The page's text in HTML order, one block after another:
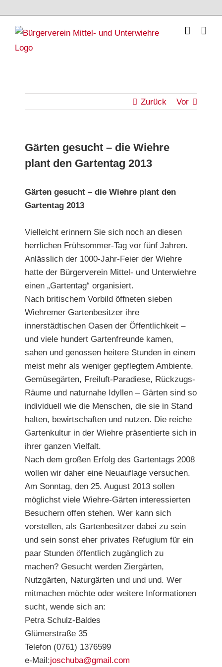
content
Zurück Vor
Gärten gesucht – die Wiehre
plant den Gartentag 2013
Gärten gesucht – die Wiehre plant den
Gartentag 2013
Vielleicht erinnern Sie sich noch an diesen
herrlichen Frühsommer-Tag vor fünf Jahren.
Anlässlich der 1000-Jahr-Feier der Wiehre
hatte der Bürgerverein Mittel- und Unterwiehre
einen „Gartentag“ organisiert.
Nach britischem Vorbild öffneten sieben
Wiehremer Gartenbesitzer ihre
innerstädtischen Oasen der Öffentlichkeit –
und viele hundert Gartenfreunde kamen,
sahen und genossen heitere Stunden in einem
meist mehr als weniger gepflegtem Ambiente.
Gemüsegärten, Freiluft-Paradiese, Rückzugs-
Räume und naturnahe Idyllen – Gärten sind so
individuell wie die Menschen, die sie in Stand
halten, bewirtschaften und nutzen. Die reiche
Gartenkultur in der Wiehre präsentierte sich in
ihrer ganzen Vielfalt.
Nach dem großen Erfolg des Gartentags 2008
wollen wir daher eine Neuauflage versuchen.
Am Sonntag, den 25. August 2013 sollen
möglichst viele Wiehre-Gärten interessierten
Besuchern offen stehen. Wer kann sich
vorstellen, als Gartenbesitzer dabei zu sein
und sein sonst eher privates Refugium für ein
paar Stunden öffentlich zugänglich zu
machen? Gesucht werden Ziergärten,
Nutzgärten, Naturgärten und und und. Wer
mitmachen möchte oder weitere Informationen
sucht, wende sich an:
Petra Schulz-Baldes
Glümerstraße 35
Telefon (0761) 1376599
e-Mail:joschuba@gmail.com